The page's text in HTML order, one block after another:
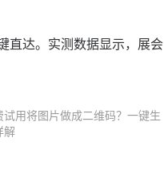
直达。实测数据显示，展会
试用将图片做成二维码？一键生
解